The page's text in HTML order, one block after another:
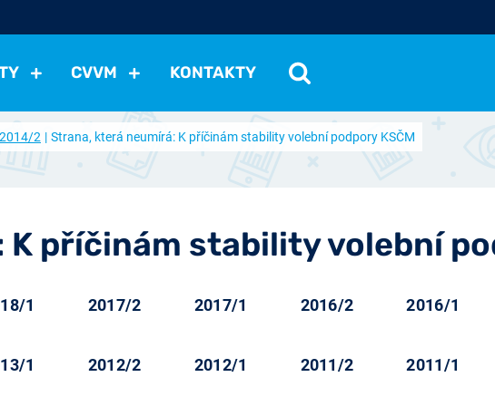
Sociální politika
CVVM KONTAKTY
2014/2 Strana, která neumírá: K příčinám stability volební podpory KSČM
příčinám stability volební
1 2017/2 2017/1 2016/2 2016/1
1 2012/2 2012/1 2011/2 2011/1